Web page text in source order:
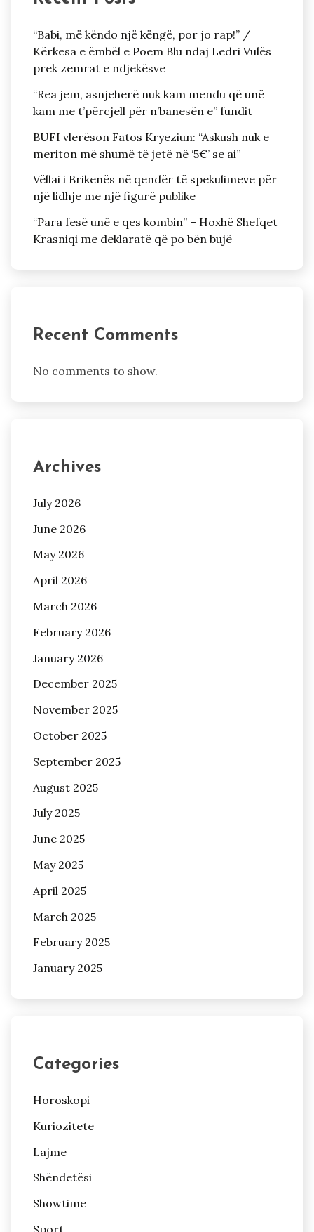
“Babi, më këndo një këngë, por jo rap!” /
Kërkesa e ëmbël e Poem Blu ndaj Ledri Vulës
prek zemrat e ndjekësve
“Rea jem, asnjeherë nuk kam mendu që unë
kam me t’përcjell për n’banesën e” fundit
BUFI vlerëson Fatos Kryeziun: “Askush nuk e
meriton më shumë të jetë në ‘5€’ se ai”
Vëllai i Brikenës në qendër të spekulimeve për
një lidhje me një figurë publike
“Para fesë unë e qes kombin” – Hoxhë Shefqet
Krasniqi me deklaratë që po bën bujë
Recent Comments
No comments to show.
Archives
July 2026
June 2026
May 2026
April 2026
March 2026
February 2026
January 2026
December 2025
November 2025
October 2025
September 2025
August 2025
July 2025
June 2025
May 2025
April 2025
March 2025
February 2025
January 2025
Categories
Horoskopi
Kuriozitete
Lajme
Shëndetësi
Showtime
Sport